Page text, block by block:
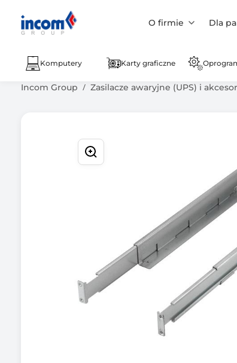
O firmie Dla
Komputery Karty graficzne
Incom Group Zasilacze awaryjne (UPS) i